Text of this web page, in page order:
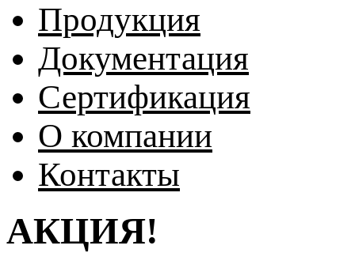
Продукция
Документация
Сертификация
О компании
Контакты
АКЦИЯ!